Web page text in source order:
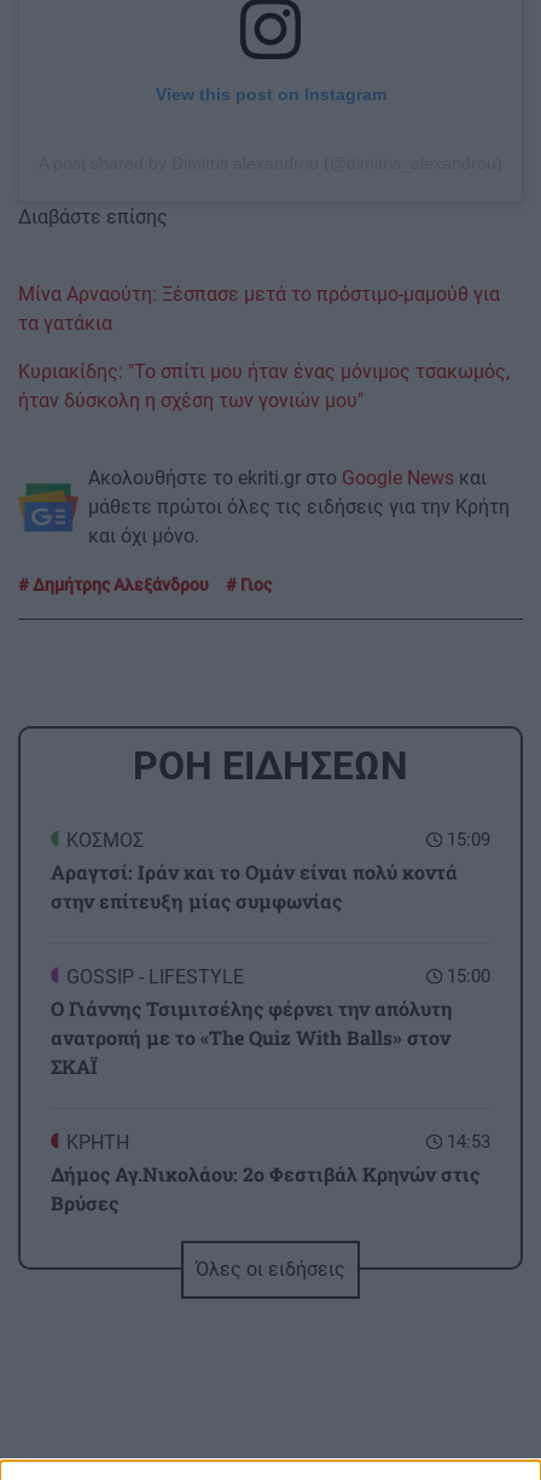
View this post on Instagram
Διαβάστε επίσης
Μίνα Αρναούτη: Ξέσπασε μετά το πρόστιμο-μαμούθ για
τα γατάκια
Κυριακίδης: "Το σπίτι μου ήταν ένας μόνιμος τσακωμός,
ήταν δύσκολη η σχέση των γονιών μου"
Ακολουθήστε το ekriti.gr στο Google News και
μάθετε πρώτοι όλες τις ειδήσεις για την Κρήτη
και όχι μόνο.
Δημήτρης Αλεξάνδρου Γιος
ΡΟΗ ΕΙΔΗΣΕΩΝ
15:09
ΚΟΣΜΟΣ
Αραγτσί: Ιράν και το Ομάν είναι πολύ κοντά
στην επίτευξη μίας συμφωνίας
15:00
GOSSIP - LIFESTYLE
Ο Γιάννης Τσιμιτσέλης φέρνει την απόλυτη
ανατροπή με το «The Quiz With Balls» στον
ΣΚΑΪ
14:53
ΚΡΗΤΗ
Δήμος Αγ.Νικολάου: 2ο Φεστιβάλ Κρηνών στις
Βρύσες
Όλες οι ειδήσεις